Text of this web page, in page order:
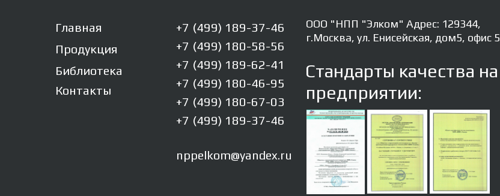
ООО "НПП "Элком" Адрес: 129344,
г.Москва, ул. Енисейская, дом5, офис 5
Стандарты качества на
предприятии:
+7 (499) 189-37-46
+7 (499) 180-58-56
+7 (499) 189-62-41
+7 (499) 180-46-95
+7 (499) 180-67-03
+7 (499) 189-37-46
nppelkom@yandex.ru
Главная
Продукция
Библиотека
Контакты